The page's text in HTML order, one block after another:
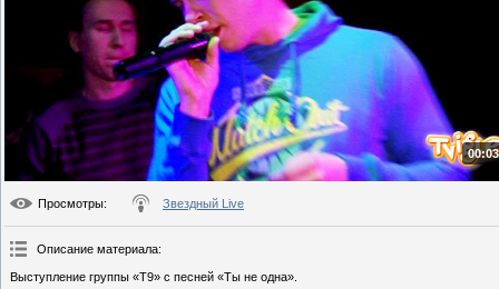
Просмотры: Звездный Live
Описание материала:
Выступление группы «Т9» с песней «Ты не одна».